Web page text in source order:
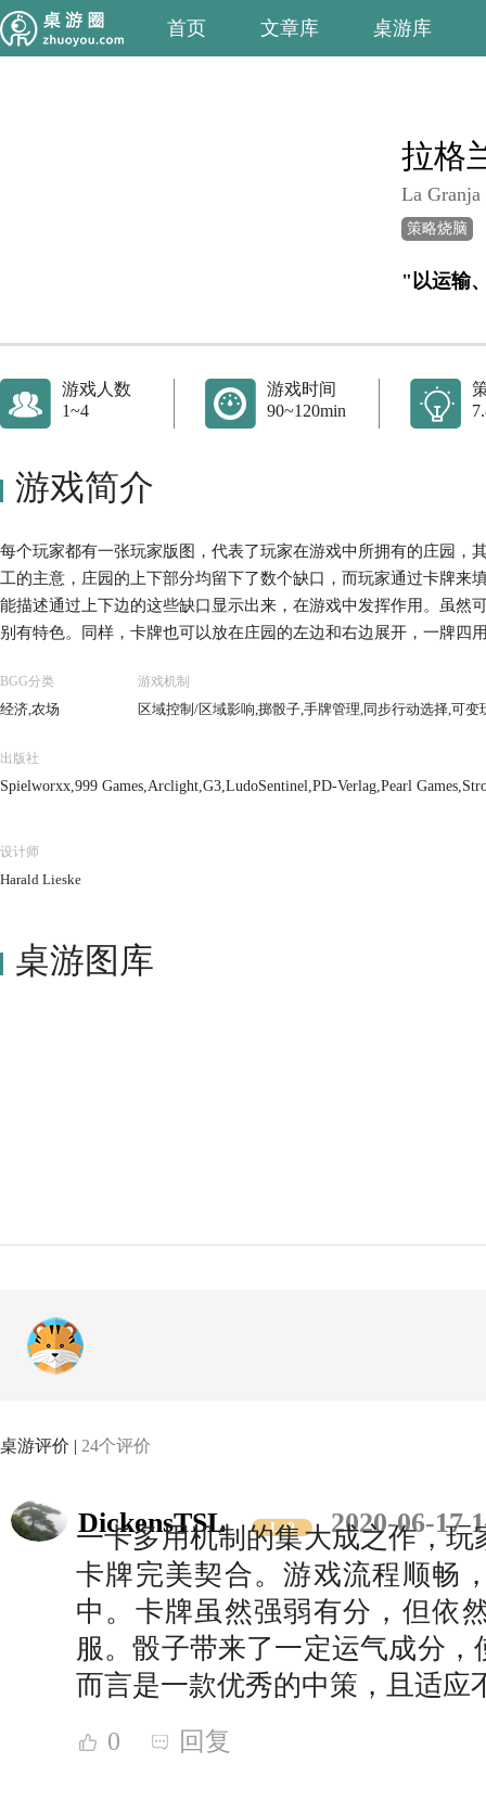
首页 文章库 桌游库
拉格
La Granja
策略烧脑
"以运输
游戏人数
1~4
游戏时间
90~120min
游戏简介
每个玩家都有一张玩家版图，代表了玩家在游戏中所拥有的庄园，
工的主意，庄园的上下部分均留下了数个缺口，而玩家通过卡牌来
能描述通过上下边的这些缺口显示出来，在游戏中发挥作用。虽然
别有特色。同样，卡牌也可以放在庄园的左边和右边展开，一牌四
有自己所属颜色的一套小立柱，当这些立柱被放置在庄园的不同区
的小猪，又或者可种植的的橄榄 / 谷物 / 葡萄。玩家可以在游戏中
BGG分类
经济,农场
游戏机制
区域控制/区域影响,掷骰子,手牌管理,同步行动选择,可变
出版社
Spielworxx,999 Games,Arclight,G3,LudoSentinel,PD-Verlag,Pearl
设计师
Harald Lieske
桌游图库
桌游评价 | 24个评价
DickensTSL Lv9 2020-06-17
一卡多用机制的集大成之作，
卡牌完美契合。游戏流程顺畅
中。卡牌虽然强弱有分，但依
服。骰子带来了一定运气成分
而言是一款优秀的中策，且适应
0 回复